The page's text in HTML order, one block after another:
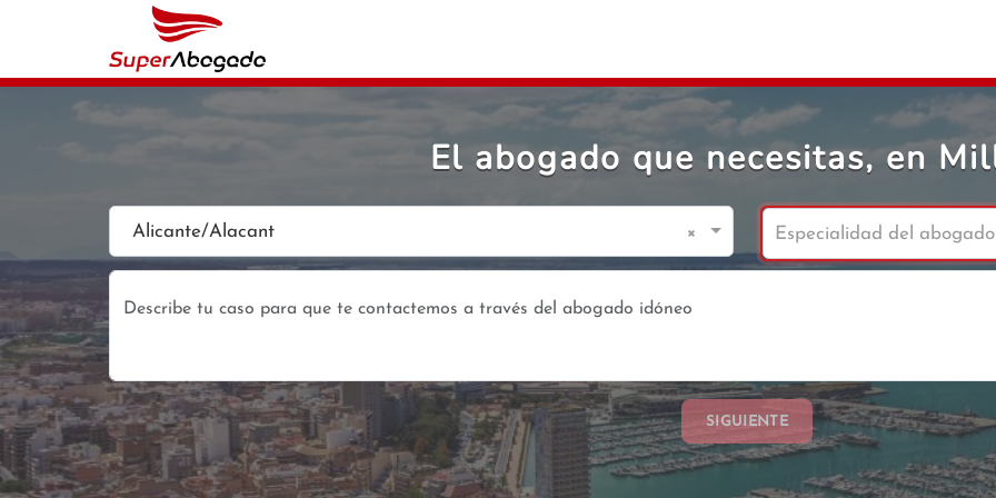
El abogado que necesitas, en
Alicante/Alacant × Especialidad del abogado
SIGUIENTE